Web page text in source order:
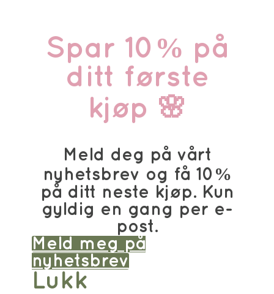
Spar 10% på
ditt første
kjøp 🌸
Meld deg på vårt
nyhetsbrev og få 10%
på ditt neste kjøp. Kun
gyldig en gang per e-
post.
Meld meg på
nyhetsbrev
Lukk